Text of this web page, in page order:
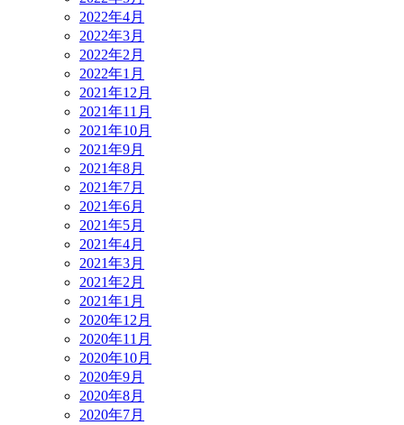
2022年4月
2022年3月
2022年2月
2022年1月
2021年12月
2021年11月
2021年10月
2021年9月
2021年8月
2021年7月
2021年6月
2021年5月
2021年4月
2021年3月
2021年2月
2021年1月
2020年12月
2020年11月
2020年10月
2020年9月
2020年8月
2020年7月